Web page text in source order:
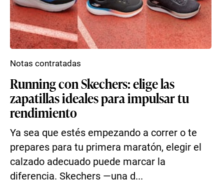
Running con Skechers: elige las
zapatillas ideales para impulsar tu
rendimiento
Ya sea que estés empezando a correr o te
prepares para tu primera maratón, elegir el
calzado adecuado puede marcar la
diferencia. Skechers —una d...
Notas contratadas